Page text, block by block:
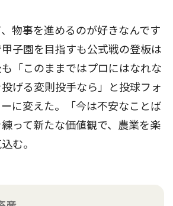
物事を進めるのが好きなんです
子園を目指すも公式戦の登板は
「このままではプロにはなれな
げる変則投手なら」と投球フォ
に変えた。「今は不安なことば
って新たな価値観で、農業を楽
む。